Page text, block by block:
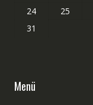
24
25
31
Menü